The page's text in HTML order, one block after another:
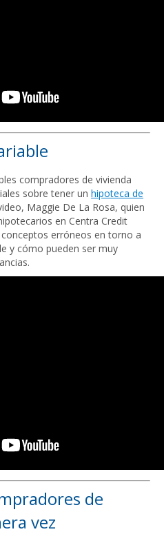
compradores de vivienda
sobre tener un hipoteca de
Maggie De La Rosa, quien
en Centra Credit
erróneos en torno a
y cómo pueden ser muy
de
vez